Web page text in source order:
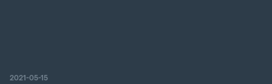
2021-05-15